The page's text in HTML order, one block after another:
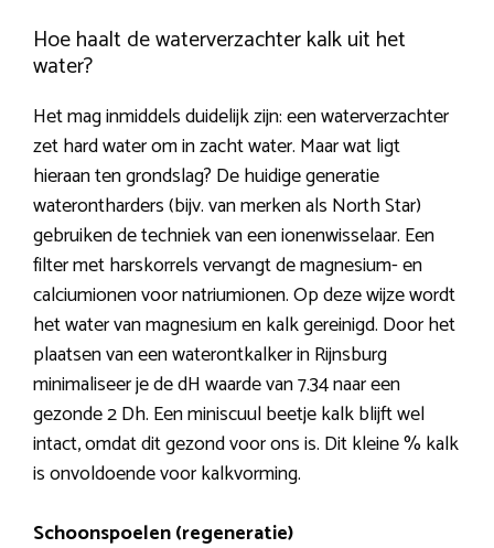
Hoe haalt de waterverzachter kalk uit het
water?
Het mag inmiddels duidelijk zijn: een waterverzachter
zet hard water om in zacht water. Maar wat ligt
hieraan ten grondslag? De huidige generatie
waterontharders (bijv. van merken als North Star)
gebruiken de techniek van een ionenwisselaar. Een
filter met harskorrels vervangt de magnesium- en
calciumionen voor natriumionen. Op deze wijze wordt
het water van magnesium en kalk gereinigd. Door het
plaatsen van een waterontkalker in Rijnsburg
minimaliseer je de dH waarde van 7.34 naar een
gezonde 2 Dh. Een miniscuul beetje kalk blijft wel
intact, omdat dit gezond voor ons is. Dit kleine % kalk
is onvoldoende voor kalkvorming.
Schoonspoelen (regeneratie)